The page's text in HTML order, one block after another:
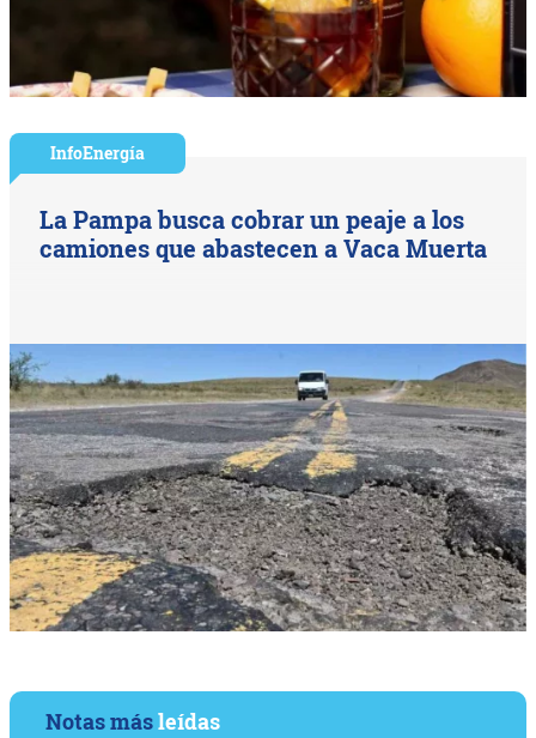
InfoEnergía
La Pampa busca cobrar un peaje a los
camiones que abastecen a Vaca Muerta
Notas másleídas